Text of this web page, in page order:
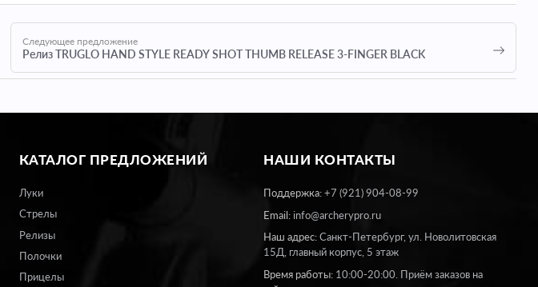
Следующее предложение
Релиз TRUGLO HAND STYLE READY SHOT THUMB RELEASE 3-FINGER BLACK
КАТАЛОГ ПРЕДЛОЖЕНИЙ
Луки
Стрелы
Релизы
Полочки
Прицелы
НАШИ КОНТАКТЫ
Поддержка: +7 (921) 904-08-99
Email: info@archerypro.ru
Наш адрес:Санкт-Петербург, ул. Новолитовская
15Д, главный корпус, 5 этаж
Время работы: 10:00-20:00. Приём заказов на